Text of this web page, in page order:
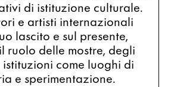
di istituzione culturale.
e artisti internazionali
lascito e sul presente,
ruolo delle mostre, degli
come luoghi di
e sperimentazione.